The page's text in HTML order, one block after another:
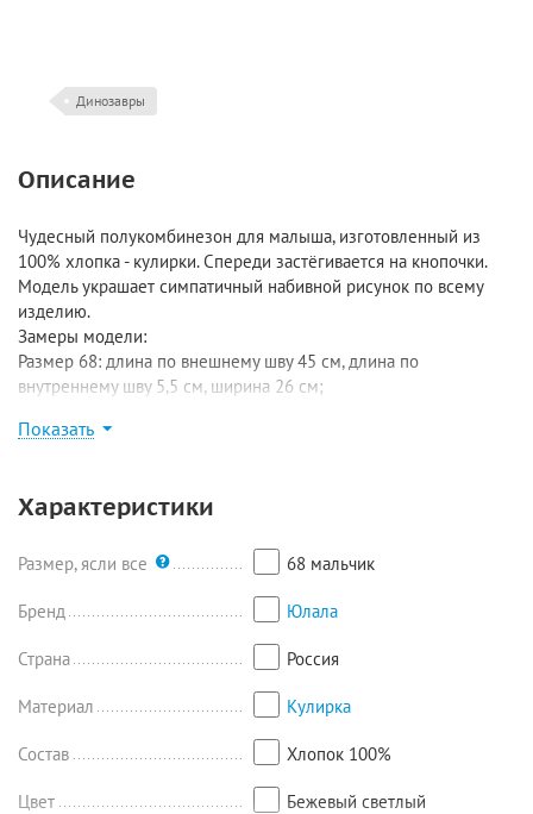
Динозавры
Описание
Чудесный полукомбинезон для малыша, изготовленный из
100% хлопка - кулирки. Спереди застёгивается на кнопочки.
Модель украшает симпатичный набивной рисунок по всему
изделию.
Замеры модели:
Размер 68: длина по внешнему шву 45 см, длина по
внутреннему шву 5,5 см, ширина 26 см;
внутреннему шву 6 см, ширина 27 см;
Размер 92-98: длина по внешнему шву 51 см, длина по
Показать
Характеристики
Размер, ясли все 68 мальчик
Бренд Юлала
Страна Россия
Материал Кулирка
Состав Хлопок 100%
Цвет Бежевый светлый